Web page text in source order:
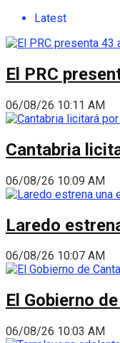
Latest
El PRC
06/08/26 10:11 AM
Cantabria
06/08/26 10:09 AM
Laredo
06/08/26 10:07 AM
El Gobierno
06/08/26 10:03 AM